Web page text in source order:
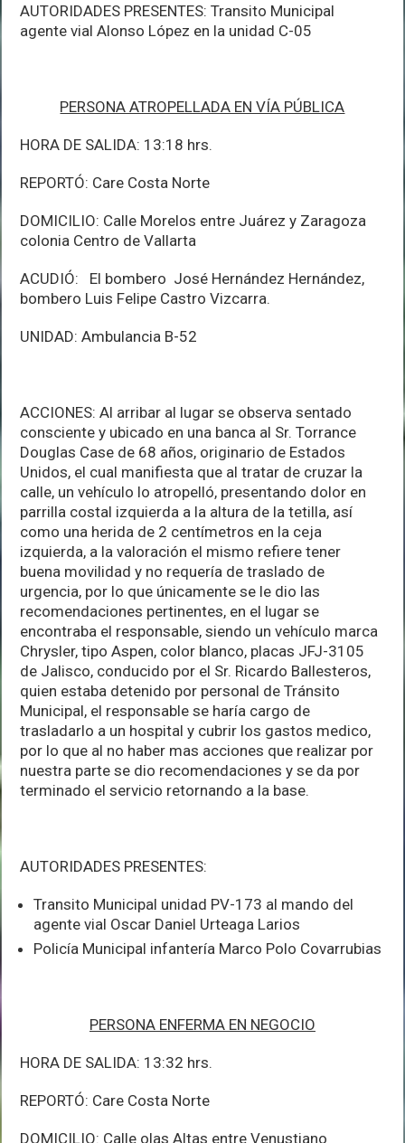
AUTORIDADES PRESENTES: Transito Municipal
agente vial Alonso López en la unidad C-05
PERSONA ATROPELLADA EN VÍA PÚBLICA
HORA DE SALIDA: 13:18 hrs.
REPORTÓ: Care Costa Norte
DOMICILIO: Calle Morelos entre Juárez y Zaragoza
colonia Centro de Vallarta
ACUDIÓ: El bombero José Hernández Hernández,
bombero Luis Felipe Castro Vizcarra.
UNIDAD: Ambulancia B-52
ACCIONES: Al arribar al lugar se observa sentado
consciente y ubicado en una banca al Sr. Torrance
Douglas Case de 68 años, originario de Estados
Unidos, el cual manifiesta que al tratar de cruzar la
calle, un vehículo lo atropelló, presentando dolor en
parrilla costal izquierda a la altura de la tetilla, así
como una herida de 2 centímetros en la ceja
izquierda, a la valoración el mismo refiere tener
buena movilidad y no requería de traslado de
urgencia, por lo que únicamente se le dio las
recomendaciones pertinentes, en el lugar se
encontraba el responsable, siendo un vehículo marca
Chrysler, tipo Aspen, color blanco, placas JFJ-3105
de Jalisco, conducido por el Sr. Ricardo Ballesteros,
quien estaba detenido por personal de Tránsito
Municipal, el responsable se haría cargo de
trasladarlo a un hospital y cubrir los gastos medico,
por lo que al no haber mas acciones que realizar por
nuestra parte se dio recomendaciones y se da por
terminado el servicio retornando a la base.
AUTORIDADES PRESENTES:
Transito Municipal unidad PV-173 al mando del
agente vial Oscar Daniel Urteaga Larios
Policía Municipal infantería Marco Polo Covarrubias
PERSONA ENFERMA EN NEGOCIO
HORA DE SALIDA: 13:32 hrs.
REPORTÓ: Care Costa Norte
DOMICILIO: Calle olas Altas entre Venustiano